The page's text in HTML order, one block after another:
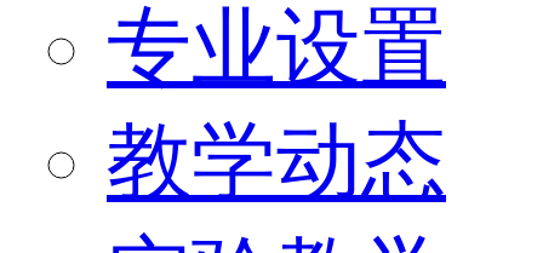
专业设置
教学动态